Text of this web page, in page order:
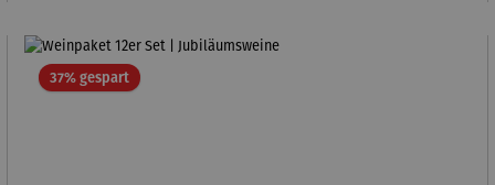
37% gespartRabatt